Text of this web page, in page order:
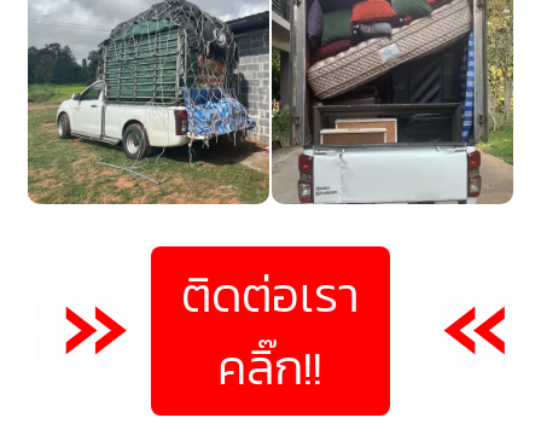
ติดต่อเรา
คลิ๊ก!!